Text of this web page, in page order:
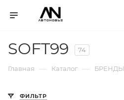
SOFT99 74
Главная — Каталог — БРЕНДЫ
ФИЛЬТР